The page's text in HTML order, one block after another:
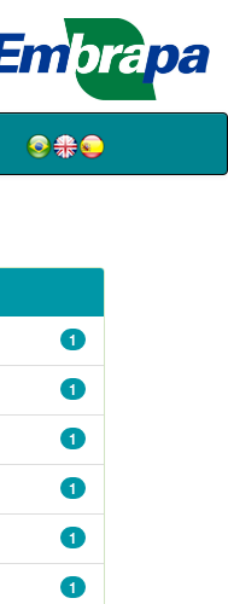
1
1
1
1
1
1